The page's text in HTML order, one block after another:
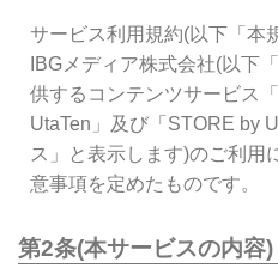
サービス利用規約(以下「本
IBGメディア株式会社(以下
供するコンテンツサービス
UtaTen」及び「STORE by
ス」と表示します)のご利用
意事項を定めたものです。
第2条(本サービスの内容)